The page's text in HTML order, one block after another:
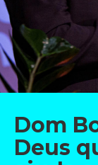
Dom
Deus